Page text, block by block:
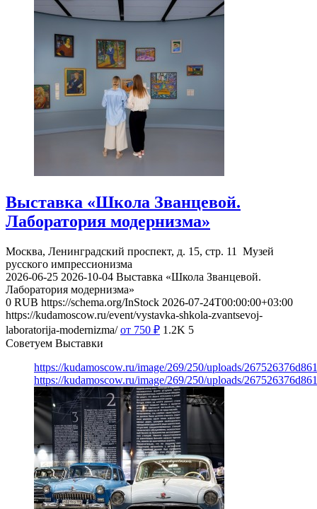
Выставка «Школа Званцевой.
Лаборатория модернизма»
Москва, Ленинградский проспект, д. 15, стр. 11
Музей
русского импрессионизма
2026-06-25 2026-10-04 Выставка «Школа Званцевой.
Лаборатория модернизма»
0 RUB https://schema.org/InStock 2026-07-24T00:00:00+03:00
https://kudamoscow.ru/event/vystavka-shkola-zvantsevoj-
laboratorija-modernizma/ от 750 ₽ 1.2K 5
Советуем Выставки
https://kudamoscow.ru/image/269/250/uploads/
https://kudamoscow.ru/image/269/250/uploads/